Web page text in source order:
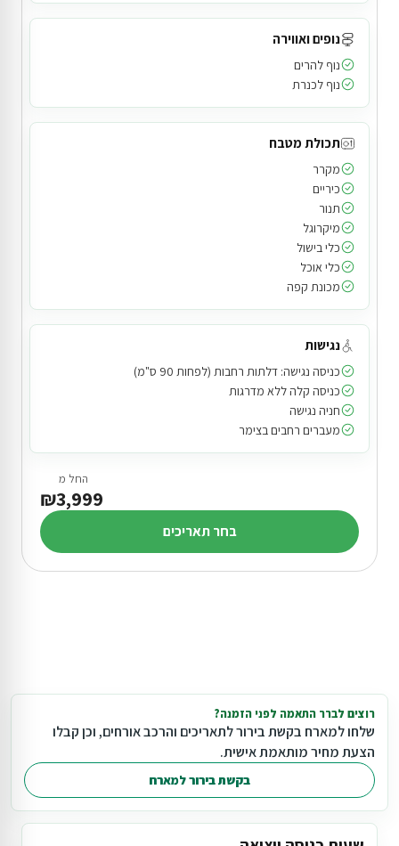
נופים ואווירה
נוף להרים
נוף לכנרת
תכולת מטבח
מקרר
כיריים
תנור
מיקרוגל
כלי בישול
כלי אוכל
מכונת קפה
נגישות
כניסה נגישה: דלתות רחבות (לפחות 90 ס"מ)
כניסה קלה ללא מדרגות
חניה נגישה
מעברים רחבים בצימר
החל מ
₪3,999
בחר תאריכים
רוצים לברר התאמה לפני הזמנה?
שלחו למארח בקשת בירור לתאריכים והרכב אורחים, וכן קבלו
הצעת מחיר מותאמת אישית.
בקשת בירור למארח